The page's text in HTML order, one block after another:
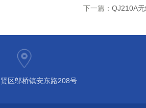
下一篇： QJ210A
贤区邬桥镇安东路208号